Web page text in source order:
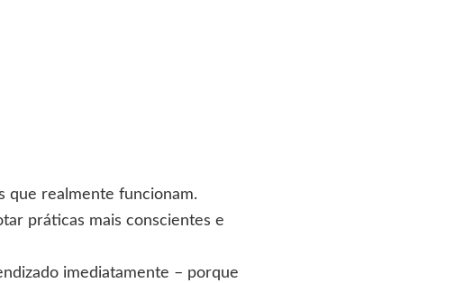
que realmente funcionam.
práticas mais conscientes e
imediatamente – porque